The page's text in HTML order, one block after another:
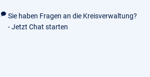
Sie haben Fragen an die Kreisverwaltung?
- Jetzt Chat starten